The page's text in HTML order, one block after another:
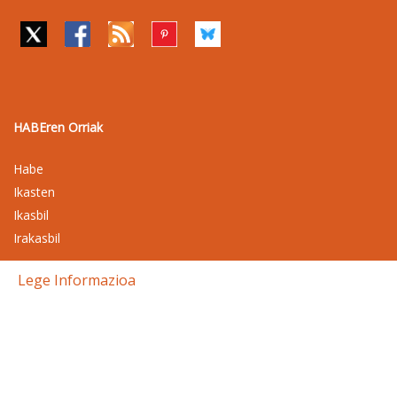
HABEren Orriak
Habe
Ikasten
Ikasbil
Irakasbil
Lege Informazioa